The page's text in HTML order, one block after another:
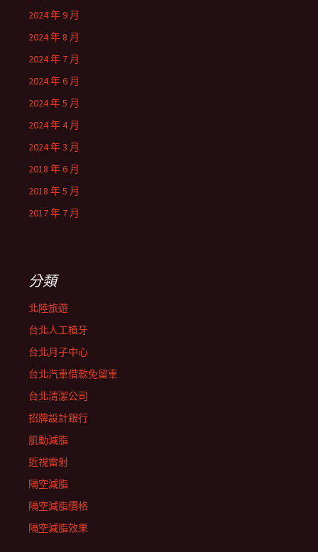
2024 年 9 月
2024 年 8 月
2024 年 7 月
2024 年 6 月
2024 年 5 月
2024 年 4 月
2024 年 3 月
2018 年 6 月
2018 年 5 月
2017 年 7 月
分類
北陸旅遊
台北人工植牙
台北月子中心
台北汽車借款免留車
台北清潔公司
招牌設計銀行
肌動減脂
近視雷射
隔空減脂
隔空減脂價格
隔空減脂效果